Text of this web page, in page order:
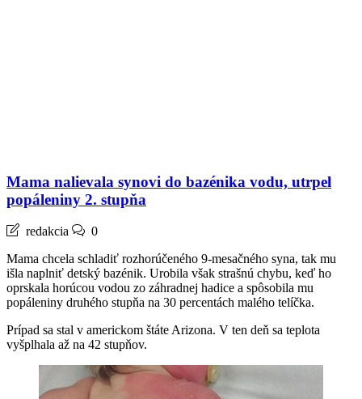
Mama nalievala synovi do bazénika vodu, utrpel
popáleniny 2. stupňa
redakcia
0
Mama chcela schladiť rozhorúčeného 9-mesačného syna, tak mu
išla naplniť detský bazénik. Urobila však strašnú chybu, keď ho
oprskala horúcou vodou zo záhradnej hadice a spôsobila mu
popáleniny druhého stupňa na 30 percentách malého telíčka.
Prípad sa stal v americkom štáte Arizona. V ten deň sa teplota
vyšplhala až na 42 stupňov.